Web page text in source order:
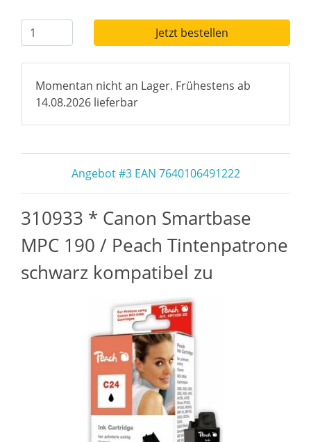
Jetzt bestellen
Momentan nicht an Lager. Frühestens ab
14.08.2026 lieferbar
Angebot #3 EAN 7640106491222
310933 * Canon Smartbase
MPC 190 / Peach Tintenpatrone
schwarz kompatibel zu